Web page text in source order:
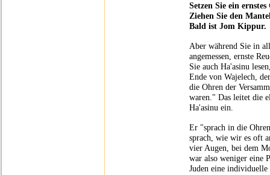
Setzen Sie ein
Ziehen Sie den
Bald ist Jom Kippur.
Aber während Sie in
angemessen, ernste
Sie auch Ha'asinu
Ende von Wajelech,
die Ohren der
waren." Das leitet die
Ha'asinu ein.
Er "sprach in die
sprach, wie wir es oft
vier Augen, bei dem
war also weniger eine
Juden eine individuelle